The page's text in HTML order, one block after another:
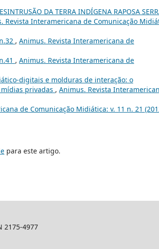
DA TERRA INDÍGENA RAPOSA
Revista Interamericana de Comunicação
, Animus. Revista Interamericana de
, Animus. Revista Interamericana de
digitais e molduras de interação: o
privadas , Animus. Revista
de Comunicação Midiática: v. 11 n. 21
para este artigo.
2175-4977